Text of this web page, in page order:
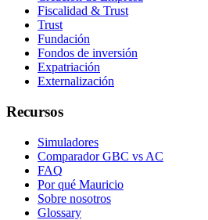
Fiscalidad & Trust
Trust
Fundación
Fondos de inversión
Expatriación
Externalización
Recursos
Simuladores
Comparador GBC vs AC
FAQ
Por qué Mauricio
Sobre nosotros
Glossary